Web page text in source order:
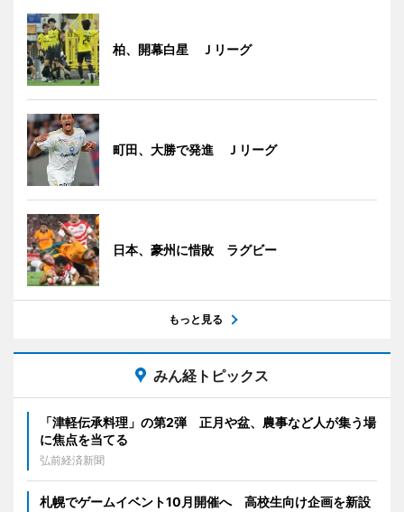
柏、開幕白星 Ｊリーグ
町田、大勝で発進 Ｊリーグ
日本、豪州に惜敗 ラグビー
もっと見る
みん経トピックス
「津軽伝承料理」の第2弾 正月や盆、農事など人が集う場
に焦点を当てる
弘前経済新聞
札幌でゲームイベント10月開催へ 高校生向け企画を新設